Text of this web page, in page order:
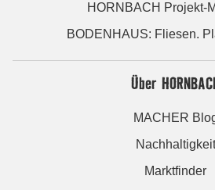
HORNBACH Projekt-
BODENHAUS: Fliesen.
Über
MACHER
Nachhaltigkeit
Marktfinder